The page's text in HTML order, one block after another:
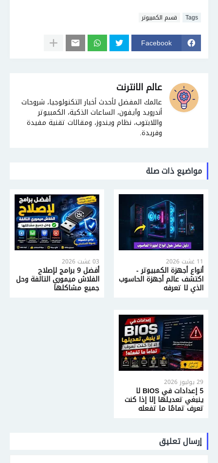
Tags قسم الكمبيوتر
Facebook
عالم الانترنت
عالمك المفضل لأحدث أخبار التكنولوجيا، شروحات
أندرويد وآيفون، الساعات الذكية، الكمبيوتر
واللابتوب، نظام ويندوز، ومقالات تقنية مفيدة
وفريدة.
مواضيع ذات صلة
11 غشت 2026
أنواع أجهزة الكمبيوتر -
اكتشف عالم أجهزة الحاسوب
الذي لا تعرفه
03 غشت 2026
أفضل 9 برامج لإصلاح
الفلاش ميموري التالفة وحل
جميع مشاكلها
29 يوليوز 2026
5 إعدادات في BIOS لا
ينبغي تعديلها إلا إذا كنت
تعرف تمامًا ما تفعله
إرسال تعليق